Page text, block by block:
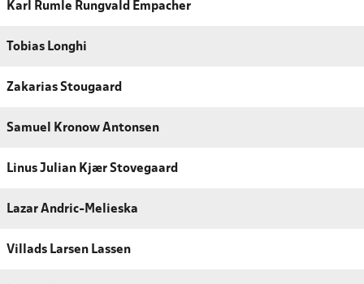
Karl Rumle Rungvald Empacher
Tobias Longhi
Zakarias Stougaard
Samuel Kronow Antonsen
Linus Julian Kjær Stovegaard
Lazar Andric-Melieska
Villads Larsen Lassen